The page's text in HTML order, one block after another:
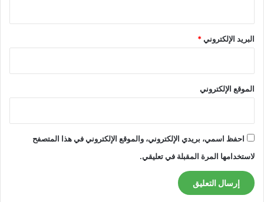
البريد الإلكتروني*
الموقع الإلكتروني
احفظ اسمي، بريدي الإلكتروني، والموقع الإلكتروني في هذا المتصفح
لاستخدامها المرة المقبلة في تعليقي.